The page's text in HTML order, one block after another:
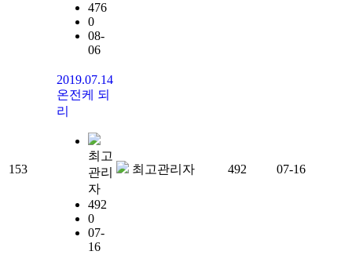
476
0
08-
06
153
2019.07.14
온전케 되
리
최고
관리
자
492
0
07-
16
최고관리자 492 07-16